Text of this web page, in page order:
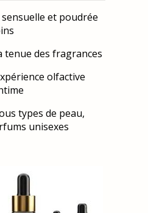
et poudrée
tenue des fragrances
olfactive
types de peau,
unisexes